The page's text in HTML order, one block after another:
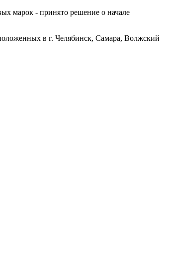
марок - принято решение о начале
в г. Челябинск, Самара, Волжский